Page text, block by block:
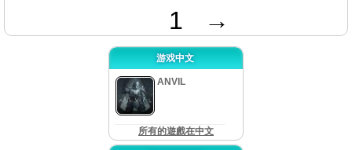
1 →
游戏中文
ANVIL
所有的遊戲在中文